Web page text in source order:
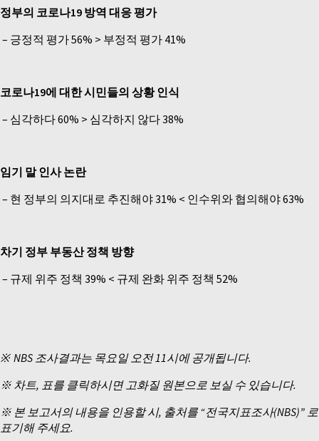
정부의 코로나19 방역 대응 평가
– 긍정적 평가 56% > 부정적 평가 41%
코로나19에 대한 시민들의 상황 인식
– 심각하다 60% > 심각하지 않다 38%
임기 말 인사 논란
– 현 정부의 의지대로 추진해야 31% < 인수위와 협의해야 63%
차기 정부 부동산 정책 방향
– 규제 위주 정책 39% < 규제 완화 위주 정책 52%
※ NBS 조사결과는 목요일 오전 11시에 공개됩니다.
※ 차트, 표를 클릭하시면 고화질 원본으로 보실 수 있습니다.
※ 본 보고서의 내용을 인용할 시, 출처를 “전국지표조사(NBS)” 로
표기해 주세요.